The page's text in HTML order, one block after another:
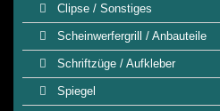
Clipse / Sonstiges
Scheinwerfergrill / Anbauteile
Schriftzüge / Aufkleber
Spiegel